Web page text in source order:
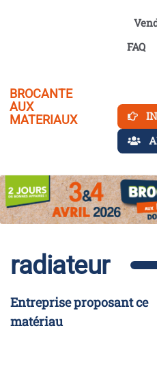
Aller au contenu principal
BROCANTE
AUX
MATERIAUX
FAQ
radiateur
Entreprise proposant ce
matériau